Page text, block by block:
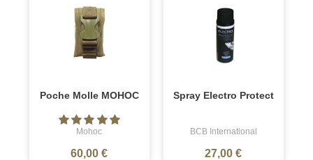
Poche Molle MOHOC
Mohoc
60,00 €
Spray Electro Protect
BCB International
27,00 €